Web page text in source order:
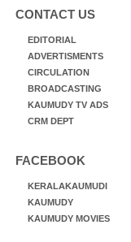
CONTACT US
EDITORIAL
ADVERTISMENTS
CIRCULATION
BROADCASTING
KAUMUDY TV ADS
CRM DEPT
FACEBOOK
KERALAKAUMUDI
KAUMUDY
KAUMUDY MOVIES